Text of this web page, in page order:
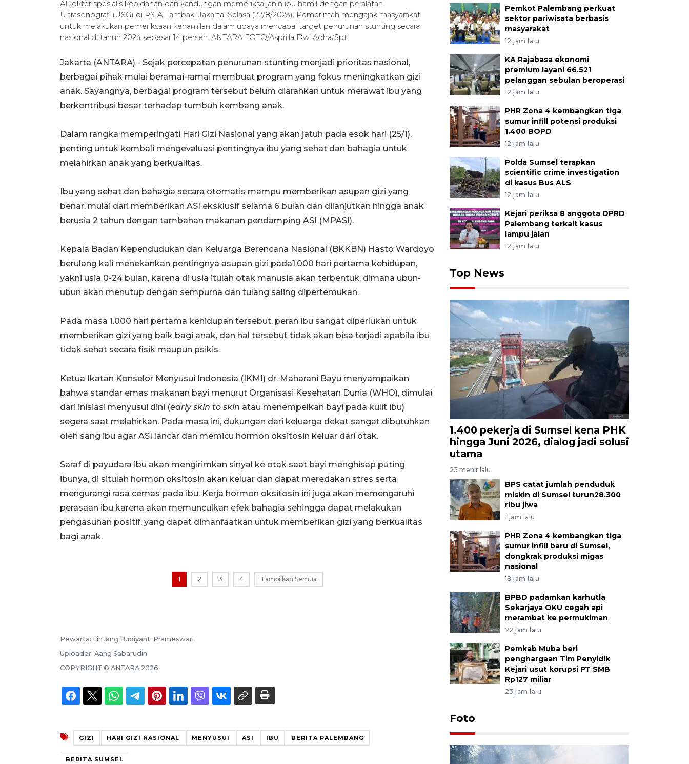
ADokter spesialis kebidanan dan kandungan memeriksa janin ibu hamil dengan peralatan
Ultrasonografi (USG) di RSIA Tambak, Jakarta, Selasa (22/8/2023). Pemerintah mengajak masyarakat
untuk melakukan pemeriksaan kehamilan dalam upaya mencapai target penurunan stunting secara
nasional di tahun 2024 sebesar 14 persen. ANTARA FOTO/Asprilla Dwi Adha/Spt
Jakarta (ANTARA) - Sejak percepatan penurunan stunting menjadi prioritas nasional,
berbagai pihak mulai beramai-ramai membuat program yang fokus meningkatkan gizi
anak. Sayangnya, berbagai program tersebut belum diarahkan untuk merawat ibu yang
berkontribusi besar terhadap tumbuh kembang anak.
Dalam rangka memperingati Hari Gizi Nasional yang akan jatuh pada esok hari (25/1),
penting untuk kembali mengevaluasi pentingnya ibu yang sehat dan bahagia untuk
melahirkan anak yang berkualitas.
Ibu yang sehat dan bahagia secara otomatis mampu memberikan asupan gizi yang
benar, mulai dari memberikan ASI eksklusif selama 6 bulan dan dilanjutkan hingga anak
berusia 2 tahun dengan tambahan makanan pendamping ASI (MPASI).
Kepala Badan Kependudukan dan Keluarga Berencana Nasional (BKKBN) Hasto Wardoyo
berulang kali menekankan pentingnya asupan gizi pada1.000 hari pertama kehidupan,
yakni usia 0-24 bulan, karena di usia itulah otak manusia akan terbentuk, dimana ubun-
ubun akan menutup dengan sempurna dan tulang saling dipertemukan.
Pada masa 1.000 hari pertama kehidupan tersebut, peran ibu sangat diperlukan untuk
memberikan gizi yang baik bagi anak, dan hal tersebut tidak akan bisa terjadi apabila ibu
tidak sehat secara fisik maupun psikis.
Ketua Ikatan Konselor Menyusui Indonesia (IKMI) dr. Maharani Bayu menyampaikan
bahwa standar emas makanan bayi menurut Organisasi Kesehatan Dunia (WHO), dimulai
dari inisiasi menyusui dini (early skin to skin atau menempelkan bayi pada kulit ibu)
segera saat melahirkan. Pada masa ini, dukungan dari keluarga dekat sangat dibutuhkan
oleh sang ibu agar ASI lancar dan memicu hormon oksitosin keluar dari otak.
Saraf di payudara ibu akan mengirimkan sinyal ke otak saat bayi menghisap puting
ibunya, di situlah hormon oksitosin akan keluar dan dapat meredakan stres serta
mengurangi rasa cemas pada ibu. Kerja hormon oksitosin ini juga akan memengaruhi
perasaan ibu karena akan memunculkan efek bahagia sehingga dapat melakukan
pengasuhan positif, yang dapat dimanfaatkan untuk memberikan gizi yang berkualitas
bagi anak.
1 2 3 4 Tampilkan Semua
Pewarta: Lintang Budiyanti Prameswari
Uploader: Aang Sabarudin
COPYRIGHT © ANTARA 2026
GIZI HARI GIZI NASIONAL MENYUSUI ASI IBU BERITA PALEMBANG
BERITA SUMSEL
Pemkot Palembang perkuat
sektor pariwisata berbasis
masyarakat
12 jam lalu
KA Rajabasa ekonomi
premium layani 66.521
pelanggan sebulan beroperasi
12 jam lalu
PHR Zona 4 kembangkan tiga
sumur infill potensi produksi
1.400 BOPD
12 jam lalu
Polda Sumsel terapkan
scientific crime investigation
di kasus Bus ALS
12 jam lalu
Kejari periksa 8 anggota DPRD
Palembang terkait kasus
lampu jalan
12 jam lalu
Top News
1.400 pekerja di Sumsel kena PHK
hingga Juni 2026, dialog jadi solusi
utama
23 menit lalu
BPS catat jumlah penduduk
miskin di Sumsel turun28.300
ribu jiwa
1 jam lalu
PHR Zona 4 kembangkan tiga
sumur infill baru di Sumsel,
dongkrak produksi migas
nasional
18 jam lalu
BPBD padamkan karhutla
Sekarjaya OKU cegah api
merambat ke permukiman
22 jam lalu
Pemkab Muba beri
penghargaan Tim Penyidik
Kejari usut korupsi PT SMB
Rp127 miliar
23 jam lalu
Foto